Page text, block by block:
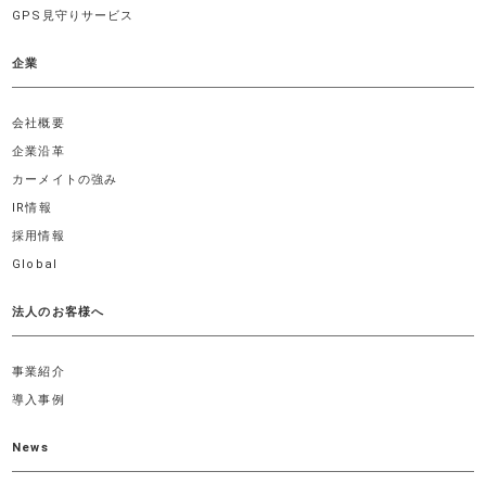
GPS見守りサービス
企業
会社概要
企業沿革
カーメイトの強み
IR情報
採用情報
Global
法人のお客様へ
事業紹介
導入事例
News